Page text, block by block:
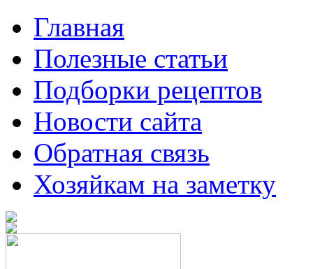
Главная
Полезные статьи
Подборки рецептов
Новости сайта
Обратная связь
Хозяйкам на заметку